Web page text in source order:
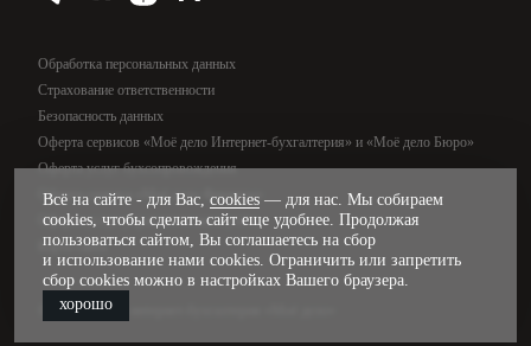
Обработка персональных данных
Страхование ответственности
Безопасность данных
Оферта сервисов «Моё дело Интернет-бухгалтерия» и «Моё дело Бюро»
Оферта услуг бухсопровождения
Оферта сервиса «Моё дело Финансы»
Оферта услуг управленческого учёта
Карта сайта
© 2009—2026, интернет-бухгалтерия «Моё дело»
Всё на сайте - для Вас, cookies — для нас. Мы собираем
cookies, чтобы сделать сайт еще удобнее. Продолжая
пользоваться сайтом, Вы соглашаетесь на сбор
и использование нами cookies. Ограничить или запретить
сбор cookies можно в настройках Вашего браузера.
хорошо